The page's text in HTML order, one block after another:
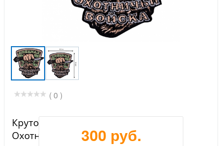
( 0 )
Крутой вышитый термошеврон
Охотничьего Спецназа
300 руб.